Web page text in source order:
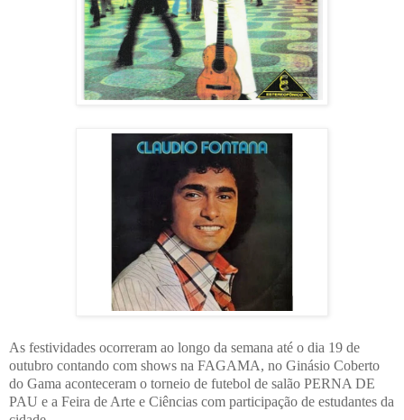
As festividades ocorreram ao longo da semana até o dia 19 de
outubro contando com shows na FAGAMA, no Ginásio Coberto
do Gama aconteceram o torneio de futebol de salão PERNA DE
PAU e a Feira de Arte e Ciências com participação de estudantes da